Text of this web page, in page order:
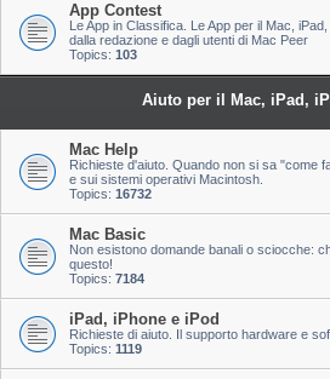
App Contest
Le App in Classifica. Le App per il Mac,
dalla redazione e dagli utenti di Mac Peer
Topics: 103
Aiuto per il Mac, iPad,
Mac Help
Richieste d'aiuto. Quando non si sa "come
e sui sistemi operativi Macintosh.
Topics: 16732
Mac Basic
Non esistono domande banali o sciocche:
questo!
Topics: 7184
iPad, iPhone e iPod
Richieste di aiuto. Il supporto hardware e
Topics: 1119